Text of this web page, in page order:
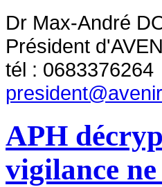
Dr Max-André
Président
tél : 0683376264
APH
vigilance